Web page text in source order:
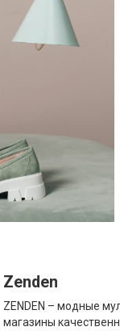
Zenden
ZENDEN – модные
магазины